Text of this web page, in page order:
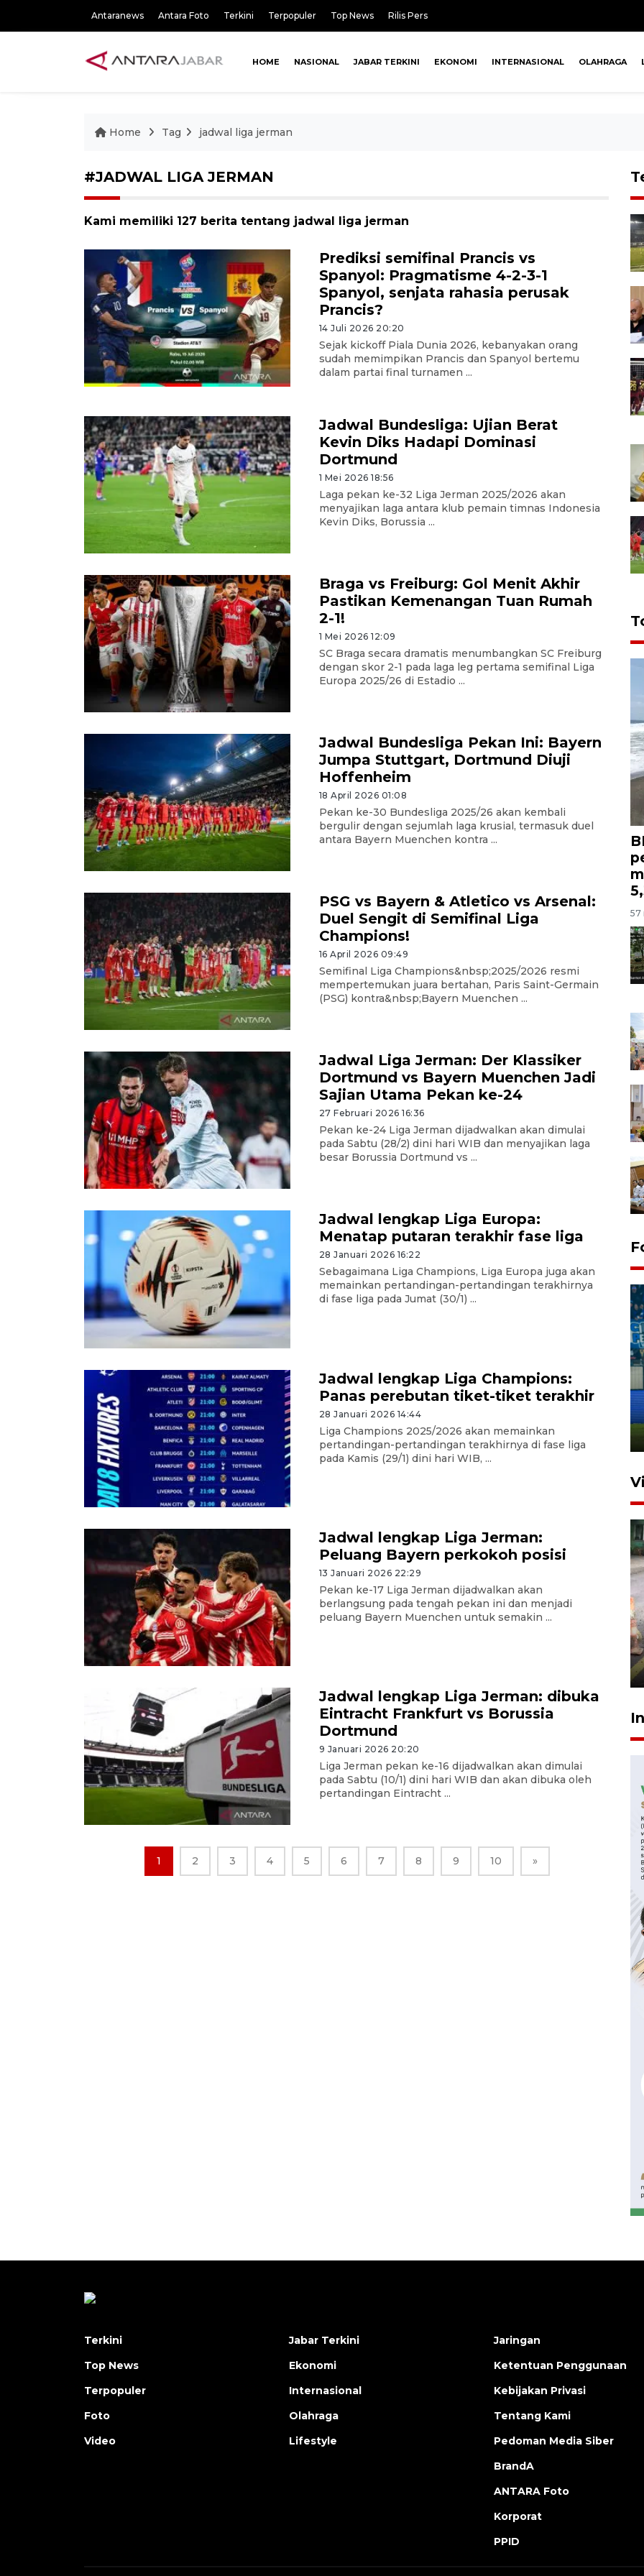
Antaranews Antara Foto Terkini Terpopuler Top News Rilis Pers
HOME NASIONAL JABAR TERKINI EKONOMI INTERNASIONAL OLAHRAGA
Home Tag jadwal liga jerman
#JADWAL LIGA JERMAN
Kami memiliki 127 berita tentang jadwal liga jerman
Prediksi semifinal Prancis vs
Spanyol: Pragmatisme 4-2-3-1
Spanyol, senjata rahasia perusak
Prancis?
14 Juli 2026 20:20
Sejak kickoff Piala Dunia 2026, kebanyakan orang
sudah memimpikan Prancis dan Spanyol bertemu
dalam partai final turnamen ...
Jadwal Bundesliga: Ujian Berat
Kevin Diks Hadapi Dominasi
Dortmund
1 Mei 2026 18:56
Laga pekan ke-32 Liga Jerman 2025/2026 akan
menyajikan laga antara klub pemain timnas Indonesia
Kevin Diks, Borussia ...
Braga vs Freiburg: Gol Menit Akhir
Pastikan Kemenangan Tuan Rumah
2-1!
1 Mei 2026 12:09
SC Braga secara dramatis menumbangkan SC Freiburg
dengan skor 2-1 pada laga leg pertama semifinal Liga
Europa 2025/26 di Estadio ...
Jadwal Bundesliga Pekan Ini: Bayern
Jumpa Stuttgart, Dortmund Diuji
Hoffenheim
18 April 2026 01:08
Pekan ke-30 Bundesliga 2025/26 akan kembali
bergulir dengan sejumlah laga krusial, termasuk duel
antara Bayern Muenchen kontra ...
PSG vs Bayern & Atletico vs Arsenal:
Duel Sengit di Semifinal Liga
Champions!
16 April 2026 09:49
Semifinal Liga Champions&nbsp;2025/2026 resmi
mempertemukan juara bertahan, Paris Saint-Germain
(PSG) kontra&nbsp;Bayern Muenchen ...
Jadwal Liga Jerman: Der Klassiker
Dortmund vs Bayern Muenchen Jadi
Sajian Utama Pekan ke-24
27 Februari 2026 16:36
Pekan ke-24 Liga Jerman dijadwalkan akan dimulai
pada Sabtu (28/2) dini hari WIB dan menyajikan laga
besar Borussia Dortmund vs ...
Jadwal lengkap Liga Europa:
Menatap putaran terakhir fase liga
28 Januari 2026 16:22
Sebagaimana Liga Champions, Liga Europa juga akan
memainkan pertandingan-pertandingan terakhirnya
di fase liga pada Jumat (30/1) ...
Jadwal lengkap Liga Champions:
Panas perebutan tiket-tiket terakhir
28 Januari 2026 14:44
Liga Champions 2025/2026 akan memainkan
pertandingan-pertandingan terakhirnya di fase liga
pada Kamis (29/1) dini hari WIB, ...
Jadwal lengkap Liga Jerman:
Peluang Bayern perkokoh posisi
13 Januari 2026 22:29
Pekan ke-17 Liga Jerman dijadwalkan akan
berlangsung pada tengah pekan ini dan menjadi
peluang Bayern Muenchen untuk semakin ...
Jadwal lengkap Liga Jerman: dibuka
Eintracht Frankfurt vs Borussia
Dortmund
9 Januari 2026 20:20
Liga Jerman pekan ke-16 dijadwalkan akan dimulai
pada Sabtu (10/1) dini hari WIB dan akan dibuka oleh
pertandingan Eintracht ...
1 2 3 4 5 6 7 8 9 10 »
57
Penutupan latihan bela negara
dan manajerial SPPI di
Balikpapan
31 Juli 2026 18:01
Pigai: Penangkapan begal
Terkini
Top News
Terpopuler
Foto
Video
Jabar Terkini
Ekonomi
Internasional
Olahraga
Lifestyle
Jaringan
Ketentuan Penggunaan
Kebijakan Privasi
Tentang Kami
Pedoman Media Siber
BrandA
ANTARA Foto
Korporat
PPID